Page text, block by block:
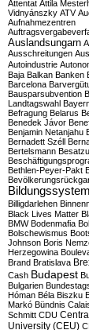
Attentat Attila
Vidnyánszky ATV
Aufnahmezentren
Auslandsungarn
Ausschreitungen
Autoindustrie
Baja Balkan Banken
Barcelona
Bausparsubvention
Landtagswahl
Befragung Belarus
Benedek Jávor
Benjamin Netanjahu
Bernadett Széll
Bertelsmann
Bethlen-Peyer-Pakt
Bildungssystem
Billigdarlehen
Black Lives Matter
BMW Bodenmafia
Bolschewismus
Johnson Boris
Herzegowina
Brand Bratislava
Cash Budapest
Bulgarien
Hóman Béla Biszku
Markó Bündnis
Schmitt CDU
University (CEU)